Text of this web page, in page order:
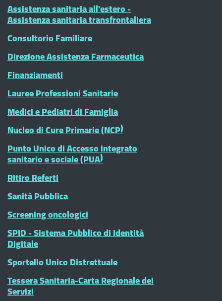
Assistenza sanitaria all'estero -
Assistenza sanitaria transfrontaliera
Consultorio Familiare
Direzione Assistenza Farmaceutica
Finanziamenti
Lauree Professioni Sanitarie
Medici e Pediatri di Famiglia
Nucleo di Cure Primarie (NCP)
Punto Unico di Accesso integrato
sanitario e sociale (PUA)
Ritiro Referti
Sanità Pubblica
Screening oncologici
SPID - Sistema Pubblico di Identità
Digitale
Sportello Unico Distrettuale
Tessera Sanitaria-Carta Regionale dei
Servizi